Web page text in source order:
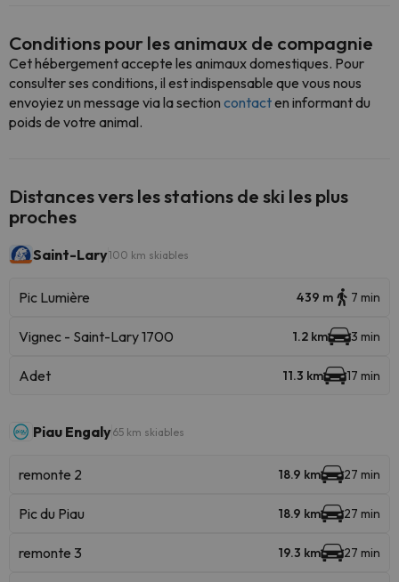
Conditions pour les animaux de compagnie
Cet hébergement accepte les animaux domestiques. Pour
consulter ses conditions, il est indispensable que vous nous
envoyiez un message via la section contacten informant du
poids de votre animal.
Distances vers les stations de ski les plus
proches
Saint-Lary100 km skiables
Pic Lumière 439 m 7 min
Vignec - Saint-Lary 1700 1.2 km 3 min
Adet 11.3 km 17 min
Piau Engaly65 km skiables
remonte 2 18.9 km 27 min
Pic du Piau 18.9 km 27 min
remonte 3 19.3 km 27 min